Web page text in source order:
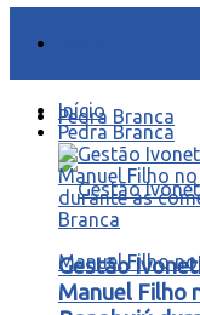
Pedra Branca
Início
Pedra Branca
Gestão
Manuel Filho